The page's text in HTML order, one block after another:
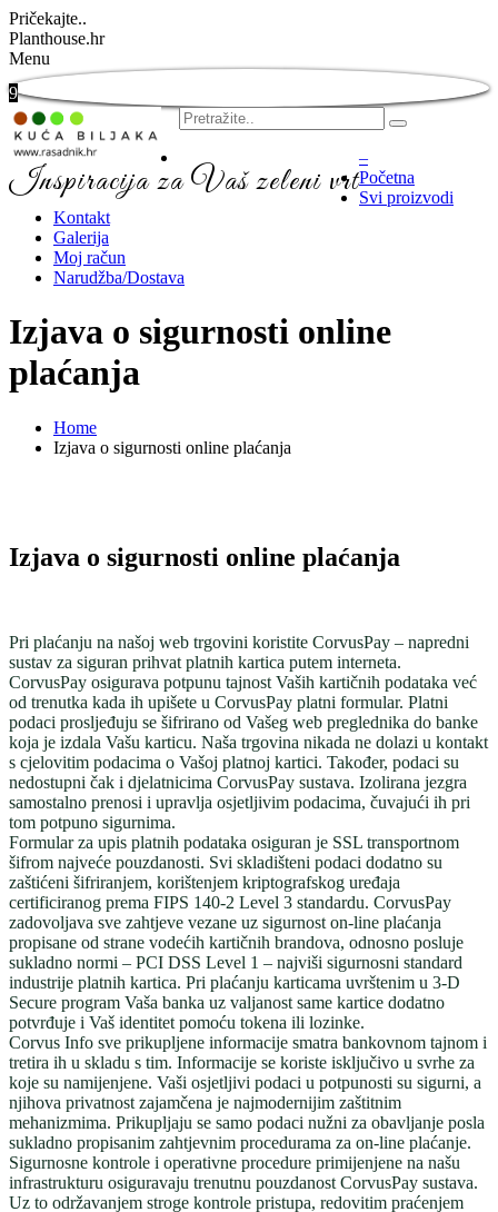
Pričekajte..
Planthouse.hr
Menu
9
Inspiracija za Vaš zeleni vrt
–
Početna
Svi proizvodi
Kontakt
Galerija
Moj račun
Narudžba/Dostava
Izjava o sigurnosti online
plaćanja
Home
Izjava o sigurnosti online plaćanja
Izjava o sigurnosti online plaćanja
Pri plaćanju na našoj web trgovini koristite CorvusPay – napredni
sustav za siguran prihvat platnih kartica putem interneta.
CorvusPay osigurava potpunu tajnost Vaših kartičnih podataka već
od trenutka kada ih upišete u CorvusPay platni formular. Platni
podaci prosljeđuju se šifrirano od Vašeg web preglednika do banke
koja je izdala Vašu karticu. Naša trgovina nikada ne dolazi u kontakt
s cjelovitim podacima o Vašoj platnoj kartici. Također, podaci su
nedostupni čak i djelatnicima CorvusPay sustava. Izolirana jezgra
samostalno prenosi i upravlja osjetljivim podacima, čuvajući ih pri
tom potpuno sigurnima.
Formular za upis platnih podataka osiguran je SSL transportnom
šifrom najveće pouzdanosti. Svi skladišteni podaci dodatno su
zaštićeni šifriranjem, korištenjem kriptografskog uređaja
certificiranog prema FIPS 140-2 Level 3 standardu. CorvusPay
zadovoljava sve zahtjeve vezane uz sigurnost on-line plaćanja
propisane od strane vodećih kartičnih brandova, odnosno posluje
sukladno normi – PCI DSS Level 1 – najviši sigurnosni standard
industrije platnih kartica. Pri plaćanju karticama uvrštenim u 3-D
Secure program Vaša banka uz valjanost same kartice dodatno
potvrđuje i Vaš identitet pomoću tokena ili lozinke.
Corvus Info sve prikupljene informacije smatra bankovnom tajnom i
tretira ih u skladu s tim. Informacije se koriste isključivo u svrhe za
koje su namijenjene. Vaši osjetljivi podaci u potpunosti su sigurni, a
njihova privatnost zajamčena je najmodernijim zaštitnim
mehanizmima. Prikupljaju se samo podaci nužni za obavljanje posla
sukladno propisanim zahtjevnim procedurama za on-line plaćanje.
Sigurnosne kontrole i operativne procedure primijenjene na našu
infrastrukturu osiguravaju trenutnu pouzdanost CorvusPay sustava.
Uz to održavanjem stroge kontrole pristupa, redovitim praćenjem